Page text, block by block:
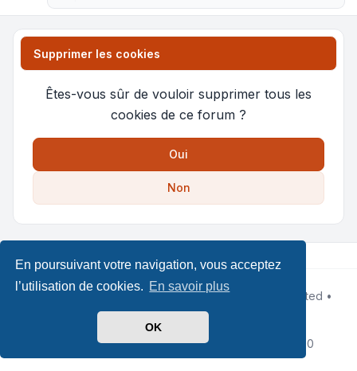
En poursuivant votre navigation, vous acceptez
l’utilisation de cookies. En savoir plus
OK
Supprimer les cookies
Êtes-vous sûr de vouloir supprimer tous les
cookies de ce forum ?
Oui
Non
® Forum Software © phpBB Limited •
Leenoz
phpBB-fr.com
|Conditions|Heures au format UTC+02:00